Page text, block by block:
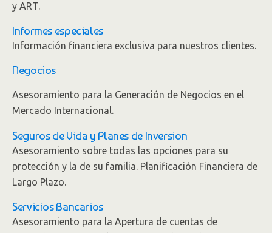
y ART.
Informes especiales
Información financiera exclusiva para nuestros clientes.
Negocios
Asesoramiento para la Generación de Negocios en el
Mercado Internacional.
Seguros de Vida y Planes de Inversion
Asesoramiento sobre todas las opciones para su
protección y la de su familia. Planificación Financiera de
Largo Plazo.
Servicios Bancarios
Asesoramiento para la Apertura de cuentas de